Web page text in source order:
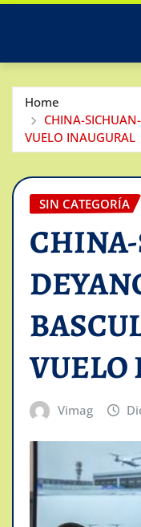
Home
CHINA-
VUELO INAUGURAL
SIN CATEGORÍA
VUELO
Vimag